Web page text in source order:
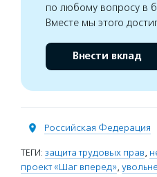
по любому вопросу в
Вместе мы этого
Внести вклад
Российская Федерация
ТЕГИ: защита трудовых прав,
проект «Шаг вперед»,